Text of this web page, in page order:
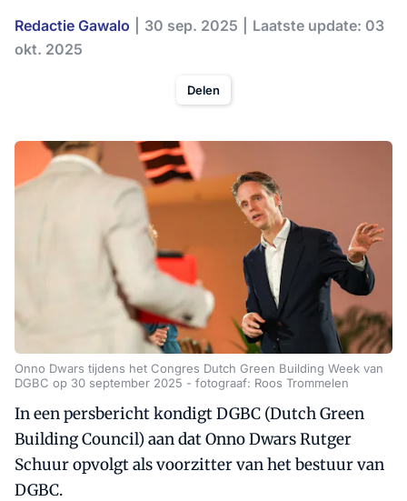
Redactie Gawalo 30 sep. 2025
Laatste update: 03
okt. 2025
Delen
Onno Dwars tijdens het Congres Dutch Green Building Week van
DGBC op 30 september 2025 - fotograaf: Roos Trommelen
In een persbericht kondigt DGBC (Dutch Green
Building Council) aan dat Onno Dwars Rutger
Schuur opvolgt als voorzitter van het bestuur van
DGBC.